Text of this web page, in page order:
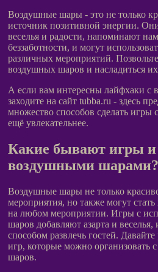
Воздушные шары - это не только
источник позитивной энергии.
веселья и радости, напоминают
беззаботности, и могут
различных мероприятий.
воздушных шаров и насладиться
А если вам интересны лайфхаки
заходите на сайт tubba.ru - здесь
множество способов сделать
ещё увлекательнее.
Какие бывают игры и
воздушными шарами?
Воздушные шары не только
мероприятия, но также могут
на любом мероприятии. Игры с
шаров добавляют азарта и
способом развлечь гостей.
игр, которые можно
шаров.